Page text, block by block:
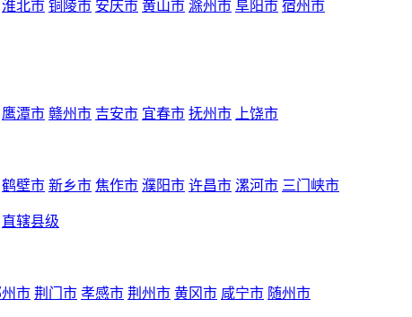
淮北市 铜陵市 安庆市 黄山市 滁州市 阜阳市 宿州市
鹰潭市 赣州市 吉安市 宜春市 抚州市 上饶市
鹤壁市 新乡市 焦作市 濮阳市 许昌市 漯河市 三门峡市
直辖县级
市 荆门市 孝感市 荆州市 黄冈市 咸宁市 随州市